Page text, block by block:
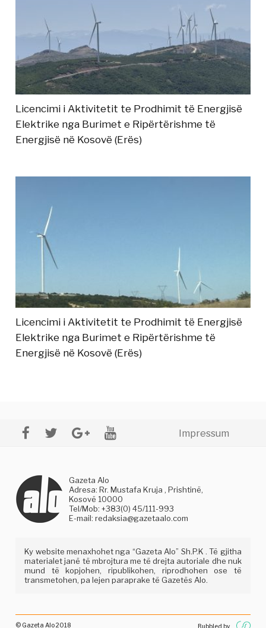
Licencimi i Aktivitetit te Prodhimit të Energjisë
Elektrike nga Burimet e Ripërtërishme të
Energjisë në Kosovë (Erës)
Licencimi i Aktivitetit te Prodhimit të Energjisë
Elektrike nga Burimet e Ripërtërishme të
Energjisë në Kosovë (Erës)
Impressum
Gazeta Alo
Adresa: Rr. Mustafa Kruja , Prishtinë,
Kosovë 10000
Tel/Mob: +383(0) 45/111-993
E-mail:redaksia@gazetaalo.com
Ky website menaxhohet nga “Gazeta Alo” Sh.P.K . Të gjitha
materialet janë të mbrojtura me të drejta autoriale dhe nuk
mund të kopjohen, ripublikohen, riprodhohen ose të
transmetohen, pa lejen paraprake të Gazetës Alo.
© Gazeta Alo 2018 Bubbled by